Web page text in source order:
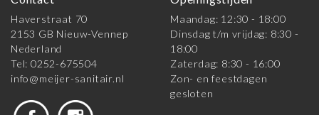
Haverstraat 70
2153 GB Nieuw-Vennep
Nederland
Tel: 0252-675504
info@meijer-sanitair.nl
Maandag: 12:30 - 18:00
Dinsdag t/m vrijdag: 8:30 -
18:00
Zaterdag: 8:30 - 16:00
Zon- en feestdagen
gesloten